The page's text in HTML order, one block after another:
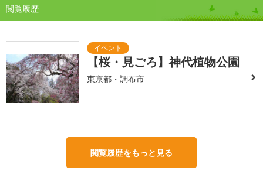
閲覧履歴
【桜・見ごろ】神代植物公園
東京都・調布市
閲覧履歴をもっと見る